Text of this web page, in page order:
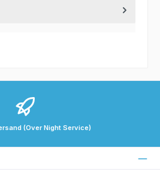
(Over Night Service)